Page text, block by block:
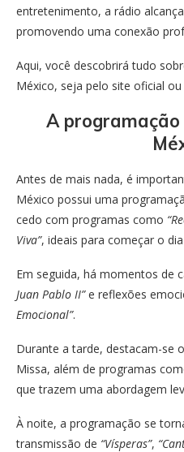
entretenimento, a rádio
promovendo uma conexão
Aqui, você descobrirá tudo
México, seja pelo site oficial
A
Antes de mais nada, é
México possui uma
cedo com programas como
Viva”, ideais para começar o
Em seguida, há momentos de
Juan Pablo II”e reflexões
Emocional”.
Durante a tarde, destacam-se o
Missa, além de programas
que trazem uma abordagem
À noite, a programação se
transmissão de “Vísperas”,